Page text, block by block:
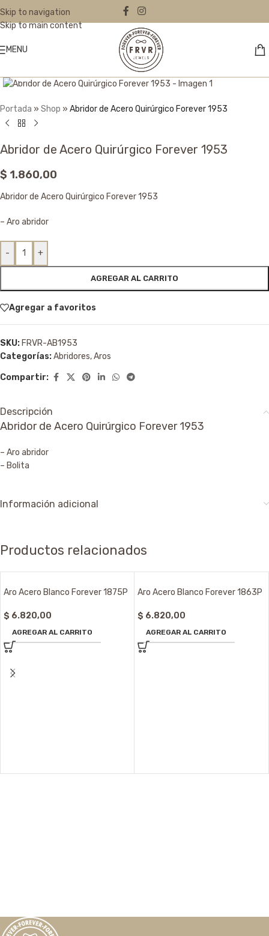
Skip to navigation
Skip to main content
MENU
Portada » Shop » Abridor de Acero Quirúrgico Forever 1953
Abridor de Acero Quirúrgico Forever 1953
$ 1.860,00
Abridor de Acero Quirúrgico Forever 1953
– Aro abridor
- +
AGREGAR AL CARRITO
Agregar a favoritos
SKU: FRVR-AB1953
Categorías:Abridores,Aros
Compartir:
Descripción
Abridor de Acero Quirúrgico Forever 1953
– Aro abridor
– Bolita
Información adicional
Productos relacionados
Aro Acero Blanco Forever 1875P
$ 6.820,00
AGREGAR AL CARRITO
Aro Acero Blanco Forever 1863P
$ 6.820,00
AGREGAR AL CARRITO